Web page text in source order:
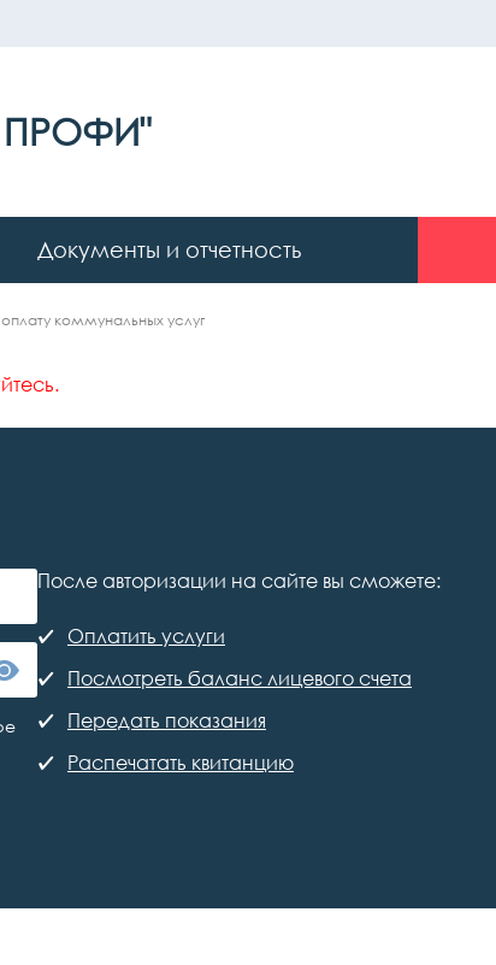
Документы и отчетность
коммунальных услуг
После авторизации на сайте вы сможете:
Оплатить услуги
Посмотреть баланс лицевого счета
Передать показания
Распечатать квитанцию